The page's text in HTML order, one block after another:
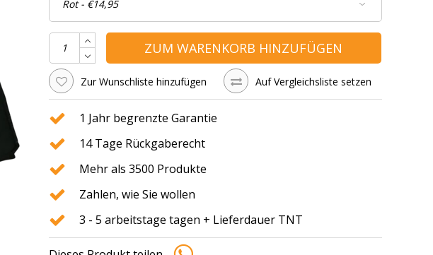
ZUM WARENKORB HINZUFÜGEN
Zur Wunschliste hinzufügen Auf Vergleichsliste setzen
1 Jahr begrenzte Garantie
14 Tage Rückgaberecht
Mehr als 3500 Produkte
Zahlen, wie Sie wollen
3 - 5 arbeitstage tagen + Lieferdauer TNT